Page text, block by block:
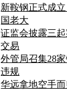
新鞍钢正式成
国老大
证监会披露三
交易
外管局召集28
违规
华远拿地空手